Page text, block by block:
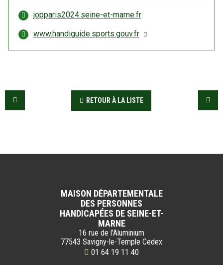
jopparis2024.seine-et-marne.fr
www.handiguide.sports.gouv.fr
RETOUR À LA LISTE
MAISON DÉPARTEMENTALE
DES PERSONNES
HANDICAPÉES DE SEINE-ET-
MARNE
16 rue de l'Aluminium
77543 Savigny-le-Temple Cedex
01 64 19 11 40